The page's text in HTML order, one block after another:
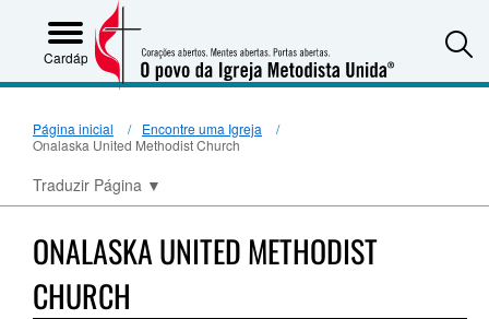
Cardápio
Página inicial
Encontre uma Igreja
Onalaska United Methodist Church
Traduzir Página ▼
ONALASKA UNITED METHODIST
CHURCH